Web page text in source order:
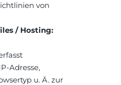
von
/ Hosting:
Adresse,
u. Ä. zur